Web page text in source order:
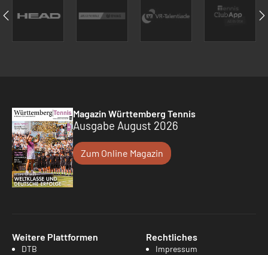
Magazin Württemberg Tennis
Ausgabe August 2026
Zum Online Magazin
Weitere Plattformen
DTB
Rechtliches
Impressum